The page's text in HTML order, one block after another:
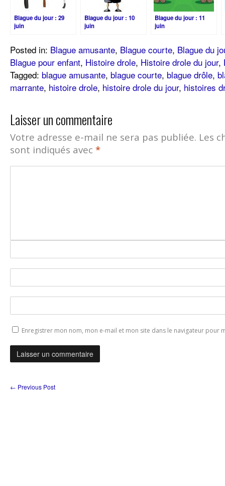
Blague du jour : 29
juin
Blague du jour : 10
juin
Blague du jour : 11
juin
Posted in: Blague amusante, Blague courte, Blague du
Blague pour enfant, Histoire drole, Histoire drole du jour,
Tagged: blague amusante, blague courte, blague drôle,
marrante, histoire drole, histoire drole du jour, histoires
Laisser un commentaire
Votre adresse e-mail ne sera pas publiée. Les
sont indiqués avec *
Enregistrer mon nom, mon e-mail et mon site dans le navigateur pour
← Previous Post